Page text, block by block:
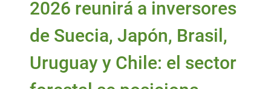
2026 reunirá a inversores
de Suecia, Japón, Brasil,
Uruguay y Chile: el sector